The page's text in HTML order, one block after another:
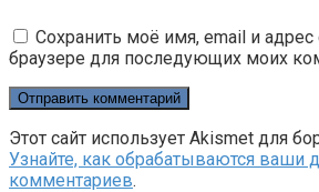
Сохранить моё имя, email и адрес
браузере для последующих моих
Этот сайт использует Akismet для
Узнайте, как обрабатываются ваши
комментариев.